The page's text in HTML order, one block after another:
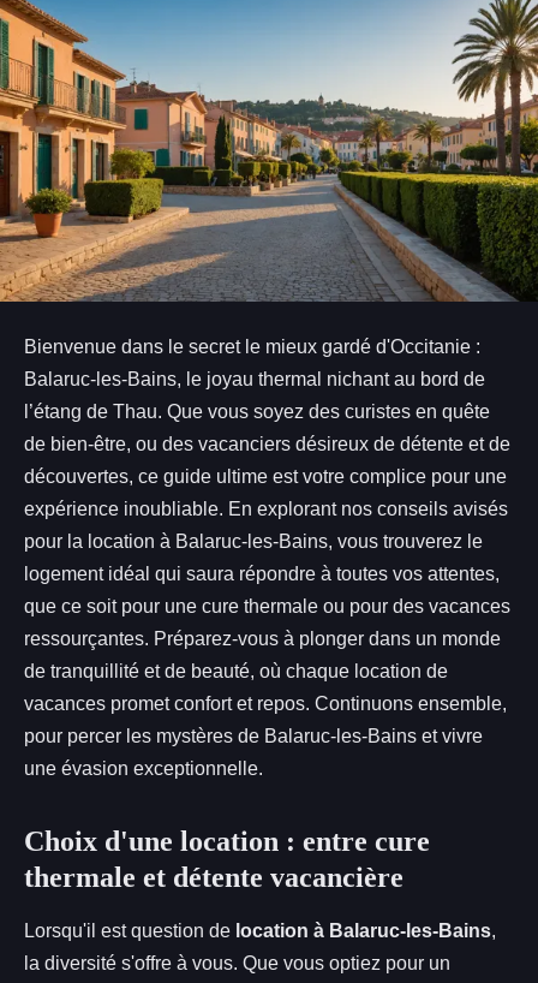
Bienvenue dans le secret le mieux gardé d'Occitanie :
Balaruc-les-Bains, le joyau thermal nichant au bord de
l’étang de Thau. Que vous soyez des curistes en quête
de bien-être, ou des vacanciers désireux de détente et de
découvertes, ce guide ultime est votre complice pour une
expérience inoubliable. En explorant nos conseils avisés
pour la location à Balaruc-les-Bains, vous trouverez le
logement idéal qui saura répondre à toutes vos attentes,
que ce soit pour une cure thermale ou pour des vacances
ressourçantes. Préparez-vous à plonger dans un monde
de tranquillité et de beauté, où chaque location de
vacances promet confort et repos. Continuons ensemble,
pour percer les mystères de Balaruc-les-Bains et vivre
une évasion exceptionnelle.
Choix d'une location : entre cure
thermale et détente vacancière
Lorsqu'il est question de location à Balaruc-les-Bains,
la diversité s'offre à vous. Que vous optiez pour un